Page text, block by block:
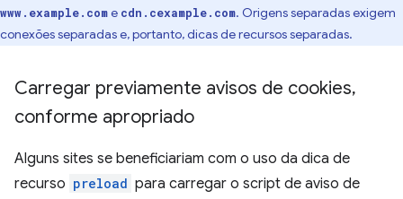
www.example.come cdn.cexample.com. Origens separadas exigem
conexões separadas e, portanto, dicas de recursos separadas.
Carregar previamente avisos de cookies,
conforme apropriado
Alguns sites se beneficiariam com o uso da dica de
recurso preload para carregar o script de aviso de